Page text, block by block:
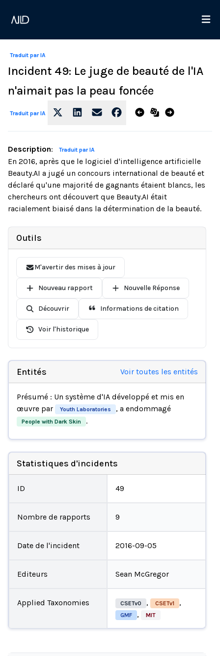
Traduit par IA
Incident 49: Le juge de beauté de l'IA
n'aimait pas la peau foncée
Traduit par IA
Description: Traduit par IA
En 2016, après que le logiciel d'intelligence artificielle
Beauty.AI a jugé un concours international de beauté et
déclaré qu'une majorité de gagnants étaient blancs, les
chercheurs ont découvert que Beauty.AI était
racialement biaisé dans la détermination de la beauté.
Outils
M'avertir des mises à jour
Nouveau rapport Nouvelle Réponse
Découvrir Informations de citation
Voir l'historique
Entités Voir toutes les entités
Présumé : Un système d'IA développé et mis en
œuvre par
Youth Laboratories , a endommagé
People with Dark Skin .
Statistiques d'incidents
ID 49
Nombre de rapports 9
Date de l'incident 2016-09-05
Editeurs Sean McGregor
Applied Taxonomies CSETv0 , CSETv1 ,
GMF , MIT